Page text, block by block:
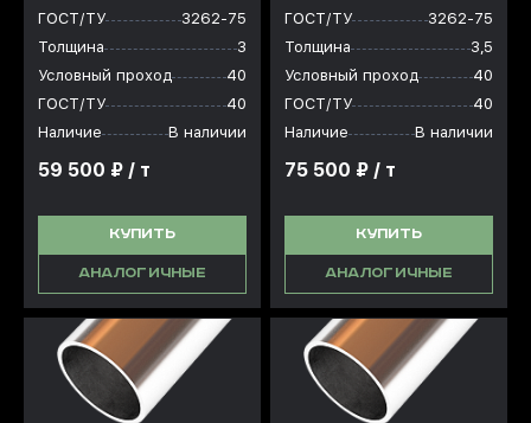
ГОСТ/ТУ
3262-75
Толщина
3
Условный проход
40
ГОСТ/ТУ
40
Наличие
В наличии
59 500 ₽ / т
КУПИТЬ
АНАЛОГИЧНЫЕ
ГОСТ/ТУ
3262-75
Толщина
3,5
Условный проход
40
ГОСТ/ТУ
40
Наличие
В наличии
75 500 ₽ / т
КУПИТЬ
АНАЛОГИЧНЫЕ